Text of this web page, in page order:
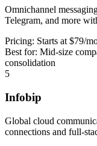
Omnichannel
Telegram, and more
Pricing: Starts at $79/
Best for: Mid-size
consolidation
5
Infobip
Global cloud
connections and full-